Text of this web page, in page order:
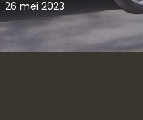
26 mei 2023